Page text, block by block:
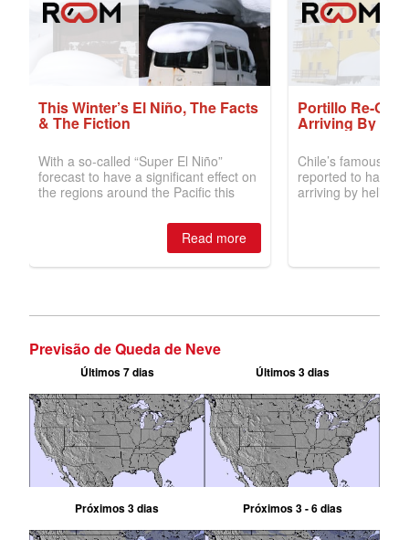
Previsão de Queda de Neve
Últimos 7 dias Últimos 3 dias
Próximos 3 dias Próximos 3 - 6 dias